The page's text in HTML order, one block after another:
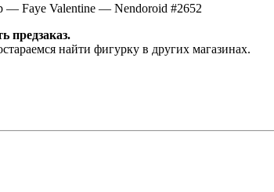
— Faye Valentine — Nendoroid #2652
предзаказ.
найти фигурку в других магазинах.